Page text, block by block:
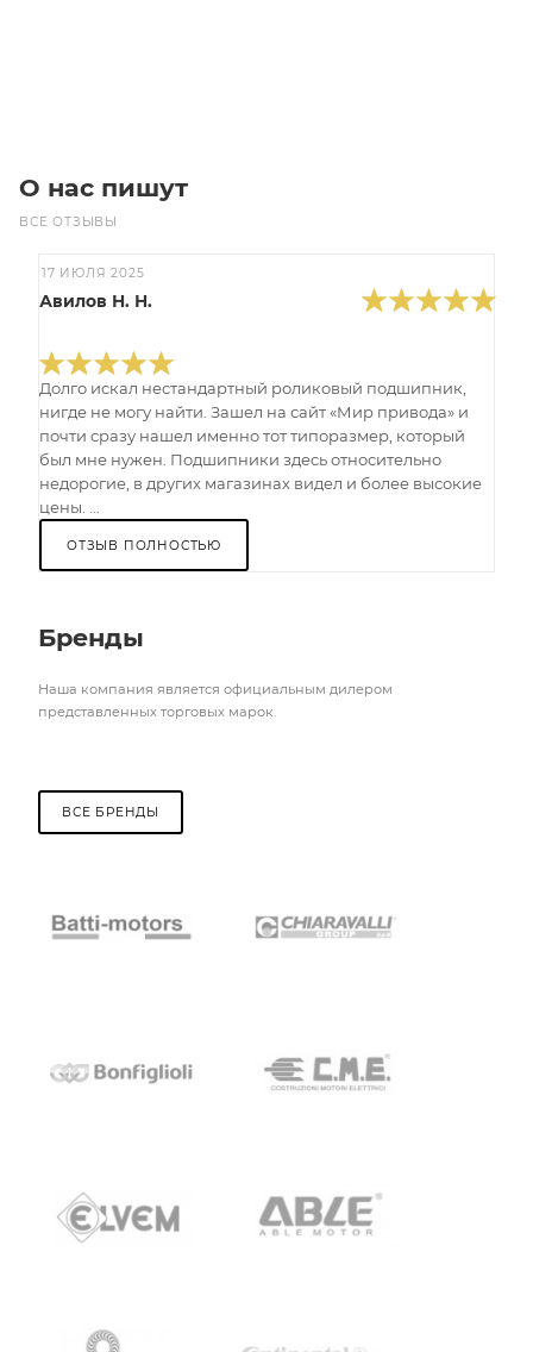
О нас пишут
ВСЕ ОТЗЫВЫ
17 ИЮЛЯ 2025
Авилов Н. Н.
Долго искал нестандартный роликовый подшипник,
нигде не могу найти. Зашел на сайт «Мир привода» и
почти сразу нашел именно тот типоразмер, который
был мне нужен. Подшипники здесь относительно
недорогие, в других магазинах видел и более высокие
цены. ...
ОТЗЫВ ПОЛНОСТЬЮ
Бренды
Наша компания является официальным дилером
представленных торговых марок.
ВСЕ БРЕНДЫ